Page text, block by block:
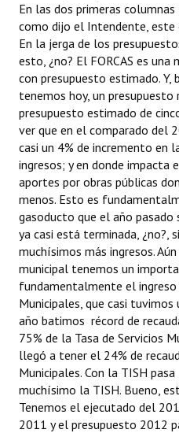
En las dos primeras
como dijo el Intendente, este
En la jerga de los
esto, ¿no? El FORCAS es
con presupuesto estimado. Y,
tenemos hoy, un
presupuesto estimado de
ver que en el comparado del
casi un 4% de incremento en
ingresos; y en donde impacta
aportes por obras públicas
menos. Esto es
gasoducto que el año pasado
ya casi está terminada, ¿no?,
muchísimos más ingresos.
municipal tenemos un
fundamentalmente el ingreso
Municipales, que casi
año batimos récord de
75% de la Tasa de Servicios
llegó a tener el 24% de
Municipales. Con la TISH
muchísimo la TISH. Bueno,
Tenemos el ejecutado del
2011 y el presupuesto 2012